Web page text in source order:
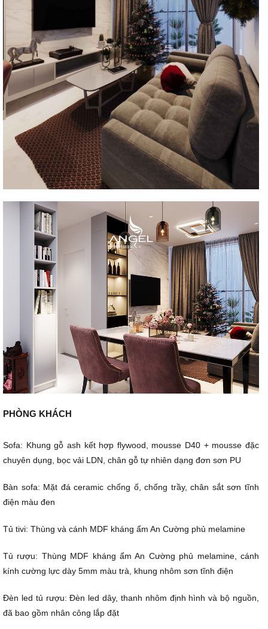
PHÒNG KHÁCH
Sofa: Khung gỗ ash kết hợp flywood, mousse D40 + mousse đặc
chuyên dụng, bọc vải LDN, chân gỗ tự nhiên dạng đơn sơn PU
Bàn sofa: Mặt đá ceramic chống ố, chống trầy, chân sắt sơn tĩnh
điện màu đen
Tủ tivi: Thùng và cánh MDF kháng ẩm An Cường phủ melamine
Tủ rượu: Thùng MDF kháng ẩm An Cường phủ melamine, cánh
kính cường lực dày 5mm màu trà, khung nhôm sơn tĩnh điện
Đèn led tủ rượu: Đèn led dây, thanh nhôm định hình và bộ nguồn,
đã bao gồm nhân công lắp đặt